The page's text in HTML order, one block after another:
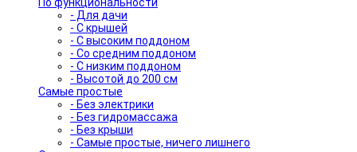
- Для дачи
- С крышей
- С высоким поддоном
- Со средним поддоном
- С низким поддоном
- Высотой до 200 см
Самые простые
- Без электрики
- Без гидромассажа
- Без крыши
- Самые простые, ничего лишнего